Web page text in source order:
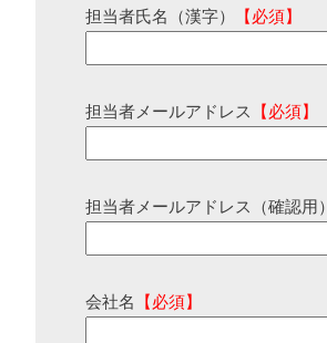
担当者氏名（漢字） 【必須】
担当者メールアドレス 【必須】
担当者メールアドレス（確認用）
会社名 【必須】